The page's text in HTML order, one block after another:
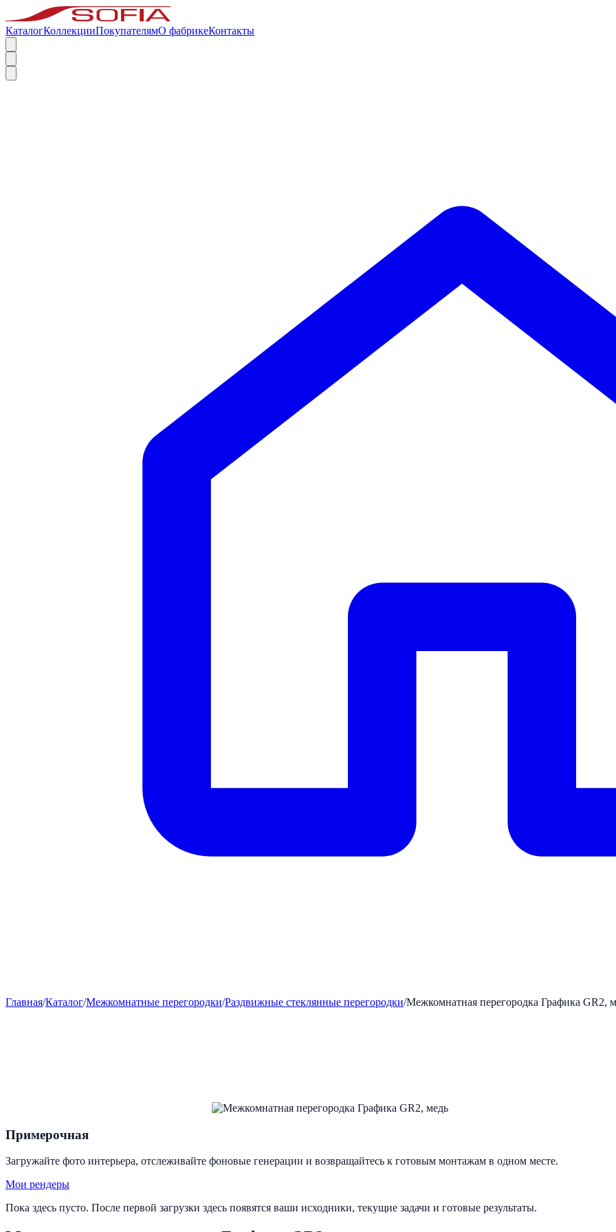
КаталогКоллекцииПокупателямО фабрикеКонтакты
Главная/Каталог/Межкомнатные перегородки/Раздвижные стеклянные перегородки/Межкомнатная перегородка Графика GR2,
Примерочная
Загружайте фото интерьера, отслеживайте фоновые генерации и возвращайтесь к готовым монтажам в одном месте.
Мои рендеры
Пока здесь пусто. После первой загрузки здесь появятся ваши исходники, текущие задачи и готовые результаты.